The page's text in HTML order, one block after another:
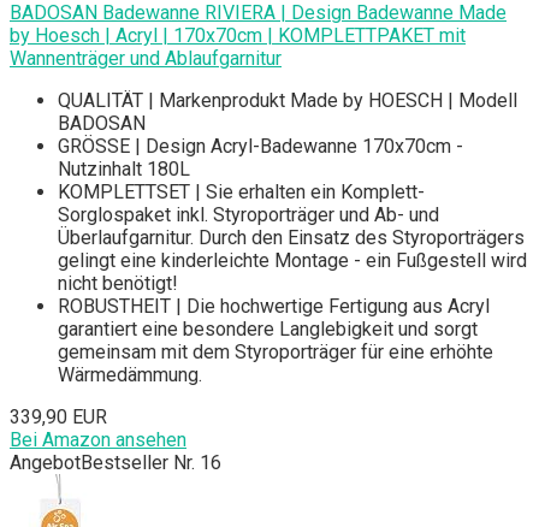
BADOSAN Badewanne RIVIERA | Design Badewanne Made
by Hoesch | Acryl | 170x70cm | KOMPLETTPAKET mit
Wannenträger und Ablaufgarnitur
QUALITÄT | Markenprodukt Made by HOESCH | Modell
BADOSAN
GRÖSSE | Design Acryl-Badewanne 170x70cm -
Nutzinhalt 180L
KOMPLETTSET | Sie erhalten ein Komplett-
Sorglospaket inkl. Styroporträger und Ab- und
Überlaufgarnitur. Durch den Einsatz des Styroporträgers
gelingt eine kinderleichte Montage - ein Fußgestell wird
nicht benötigt!
ROBUSTHEIT | Die hochwertige Fertigung aus Acryl
garantiert eine besondere Langlebigkeit und sorgt
gemeinsam mit dem Styroporträger für eine erhöhte
Wärmedämmung.
339,90 EUR
Bei Amazon ansehen
AngebotBestseller Nr. 16